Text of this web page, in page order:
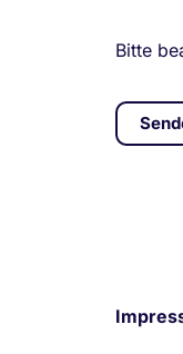
Bitte